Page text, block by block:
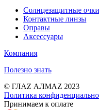
Солнцезащитные очки
Контактные линзы
Оправы
Аксессуары
Компания
Полезно знать
© ГЛАZ АЛМАZ 2023
Политика
Принимаем к оплате